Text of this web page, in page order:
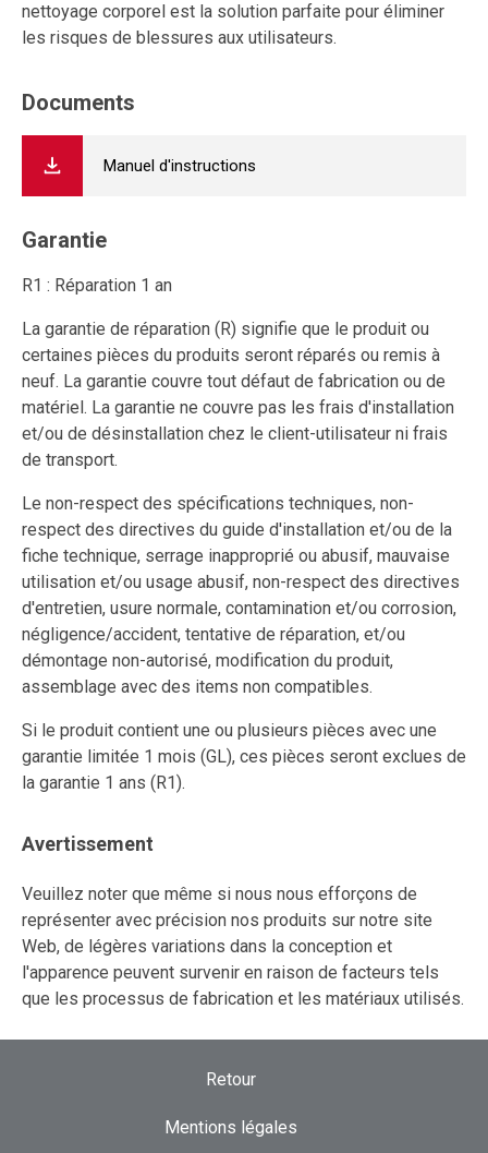
nettoyage corporel est la solution parfaite pour éliminer
les risques de blessures aux utilisateurs.
Documents
Manuel d'instructions
Garantie
R1 : Réparation 1 an
La garantie de réparation (R) signifie que le produit ou
certaines pièces du produits seront réparés ou remis à
neuf. La garantie couvre tout défaut de fabrication ou de
matériel. La garantie ne couvre pas les frais d'installation
et/ou de désinstallation chez le client-utilisateur ni frais
de transport.
Le non-respect des spécifications techniques, non-
respect des directives du guide d'installation et/ou de la
fiche technique, serrage inapproprié ou abusif, mauvaise
utilisation et/ou usage abusif, non-respect des directives
d'entretien, usure normale, contamination et/ou corrosion,
négligence/accident, tentative de réparation, et/ou
démontage non-autorisé, modification du produit,
assemblage avec des items non compatibles.
Si le produit contient une ou plusieurs pièces avec une
garantie limitée 1 mois (GL), ces pièces seront exclues de
la garantie 1 ans (R1).
Avertissement
Veuillez noter que même si nous nous efforçons de
représenter avec précision nos produits sur notre site
Web, de légères variations dans la conception et
l'apparence peuvent survenir en raison de facteurs tels
que les processus de fabrication et les matériaux utilisés.
Retour
Mentions légales